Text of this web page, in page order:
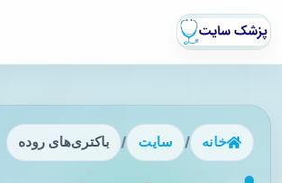
خانه / سایت / باکتری‌های روده